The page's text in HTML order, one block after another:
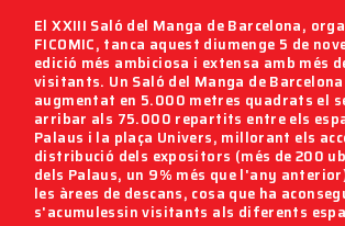
ElXXIII Saló del Manga de Barcelona,
FICOMIC, tanca aquest diumenge 5 de
edició més ambiciosa i extensa amb més
visitants. Un Saló del Manga de Barcelona
augmentat en 5.000 metres quadrats el
arribar als 75.000 repartits entre els
Palaus i la plaça Univers, millorant els
distribució dels expositors (més de 200
dels Palaus, un 9% més que l'any
les àrees de descans, cosa que ha
s'acumulessin visitants als diferents